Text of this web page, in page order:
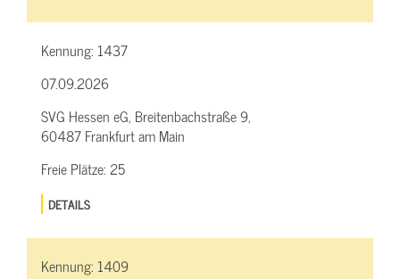
Kennung: 1437
07.09.2026
SVG Hessen eG, Breitenbachstraße 9,
60487 Frankfurt am Main
Freie Plätze:25
DETAILS
Kennung: 1409